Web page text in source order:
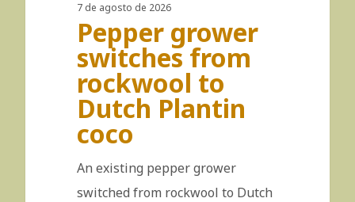
7 de agosto de 2026
Pepper grower
switches from
rockwool to
Dutch Plantin
coco
An existing pepper grower
switched from rockwool to Dutch